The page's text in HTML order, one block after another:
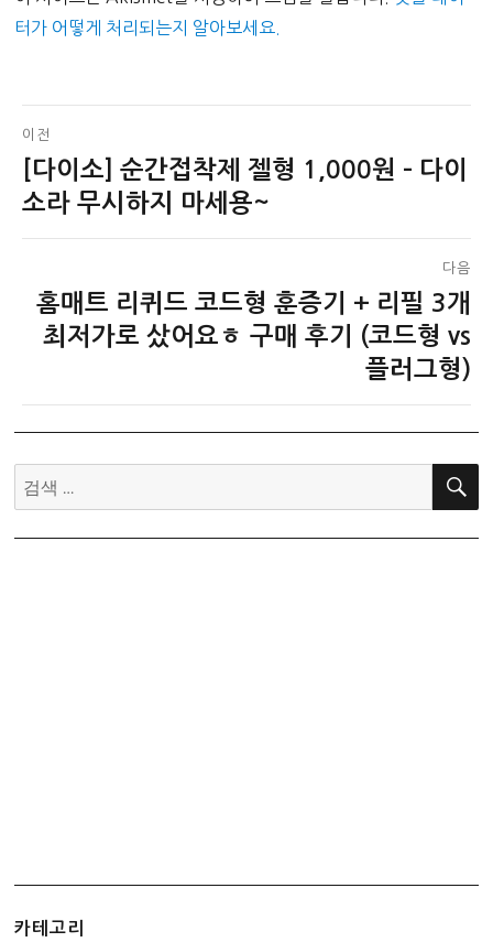
터가 어떻게 처리되는지 알아보세요.
글
탐
이전
이
전
[다이소] 순간접착제 젤형 1,000원 – 다이
소라 무시하지 마세용~
다음
다홈매트 리퀴드 코드형 훈증기 + 리필 3개
최저가로 샀어요ㅎ 구매 후기 (코드형 vs
플러그형)
검
색:
검
카테고리